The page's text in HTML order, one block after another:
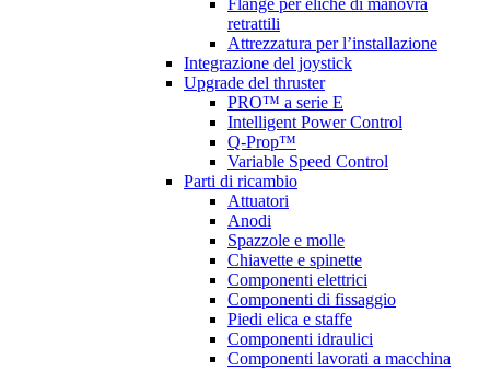
Flange per eliche di manovra
retrattili
Attrezzatura per l’installazione
Integrazione del joystick
Upgrade del thruster
PRO™ a serie E
Intelligent Power Control
Q-Prop™
Variable Speed Control
Parti di ricambio
Attuatori
Anodi
Spazzole e molle
Chiavette e spinette
Componenti elettrici
Componenti di fissaggio
Piedi elica e staffe
Componenti idraulici
Componenti lavorati a macchina